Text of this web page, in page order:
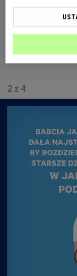
2 z 4